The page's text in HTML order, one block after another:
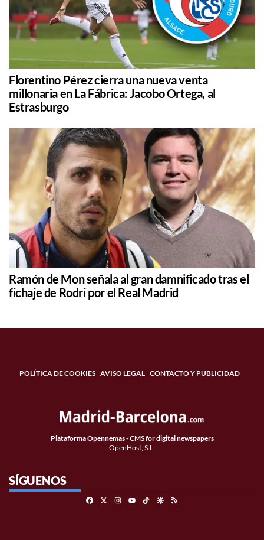
Florentino Pérez cierra una nueva venta
millonaria en La Fábrica: Jacobo Ortega, al
Estrasburgo
Ramón de Mon señala al gran damnificado tras el
fichaje de Rodri por el Real Madrid
POLÍTICA DE COOKIES AVISO LEGAL CONTACTO Y PUBLICIDAD
Plataforma Opennemas - CMS for digital newspapers
OpenHost, S.L.
SÍGUENOS
FacebookInstagramTikTokGoogle Discover